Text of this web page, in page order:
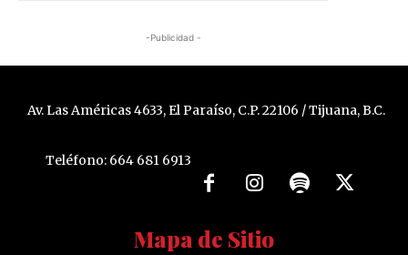
-Publicidad -
Av. Las Américas 4633, El Paraíso, C.P. 22106 / Tijuana, B.C.
Teléfono: 664 681 6913
Mapa de Sitio